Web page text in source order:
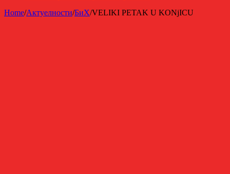
Home/Актуелности/БиХ/VELIKI PETAK U KONjICU